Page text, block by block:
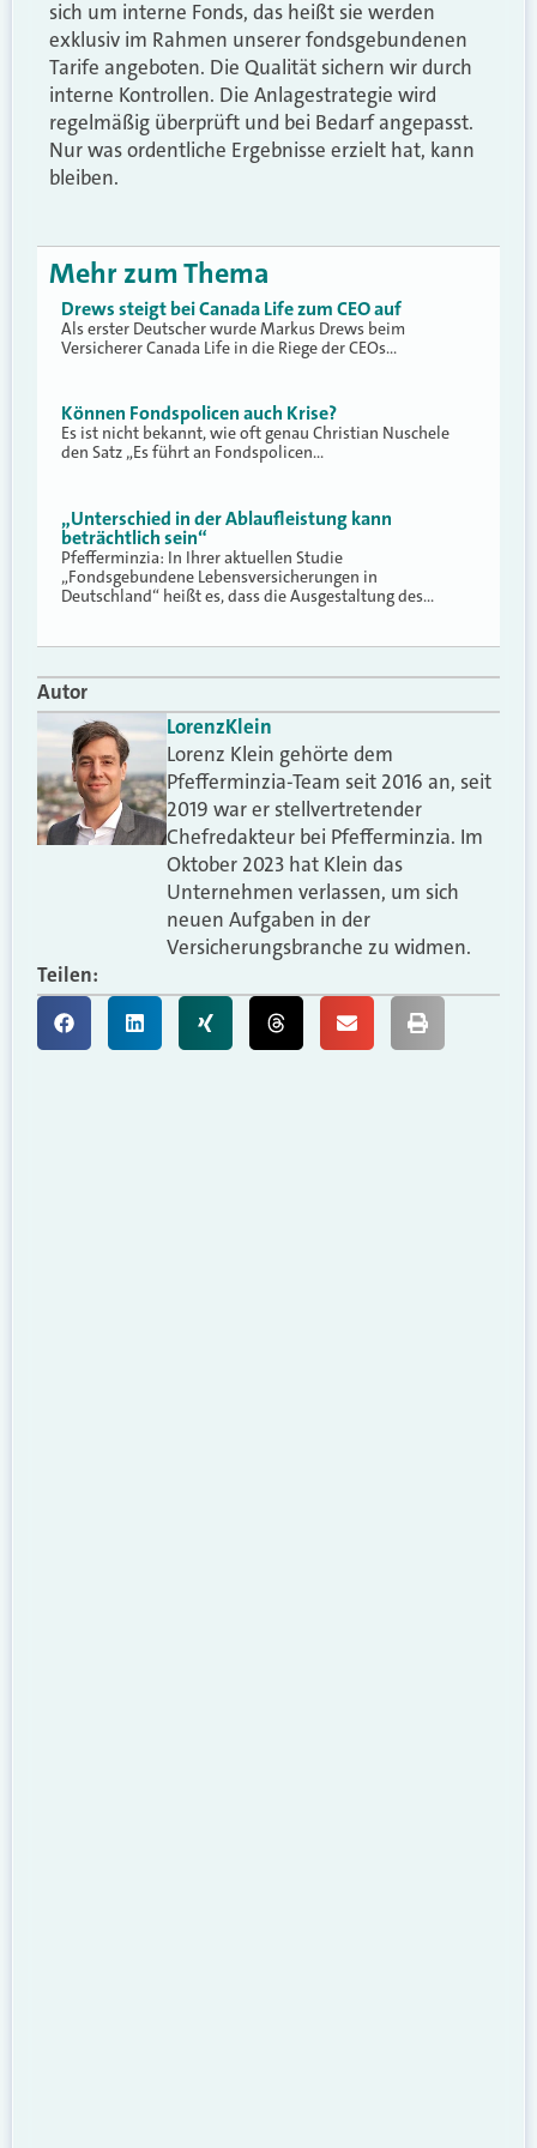
sich um interne Fonds, das heißt sie werden
exklusiv im Rahmen unserer fondsgebundenen
Tarife angeboten. Die Qualität sichern wir durch
interne Kontrollen. Die Anlagestrategie wird
regelmäßig überprüft und bei Bedarf angepasst.
Nur was ordentliche Ergebnisse erzielt hat, kann
bleiben.
Mehr zum Thema
Drews steigt bei Canada Life zum CEO auf
Als erster Deutscher wurde Markus Drews beim
Versicherer Canada Life in die Riege der CEOs…
Können Fondspolicen auch Krise?
Es ist nicht bekannt, wie oft genau Christian Nuschele
den Satz „Es führt an Fondspolicen…
„Unterschied in der Ablaufleistung kann
beträchtlich sein“
Pfefferminzia: In Ihrer aktuellen Studie
„Fondsgebundene Lebensversicherungen in
Deutschland“ heißt es, dass die Ausgestaltung des…
Autor
LorenzKlein
Lorenz Klein gehörte dem
Pfefferminzia-Team seit 2016 an, seit
2019 war er stellvertretender
Chefredakteur bei Pfefferminzia. Im
Oktober 2023 hat Klein das
Unternehmen verlassen, um sich
neuen Aufgaben in der
Versicherungsbranche zu widmen.
Teilen: